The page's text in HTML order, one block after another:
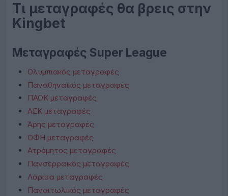
Τι μεταγραφές θα βρεις στην
Kingbet
Μεταγραφές Super League
Ολυμπιακός μεταγραφές
Παναθηναϊκός μεταγραφές
ΠΑΟΚ μεταγραφές
ΑΕΚ μεταγραφές
Άρης μεταγραφές
ΟΦΗ μεταγραφές
Ατρόμητος μεταγραφές
Πανσερραϊκός μεταγραφές
Λάρισα μεταγραφές
Παναιτωλικός μεταγραφές